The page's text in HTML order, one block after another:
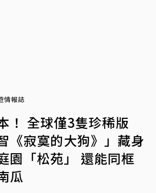
情報誌
！ 全球僅3隻珍稀版
《寂寞的大狗》」藏身
園「松苑」 還能同框
瓜